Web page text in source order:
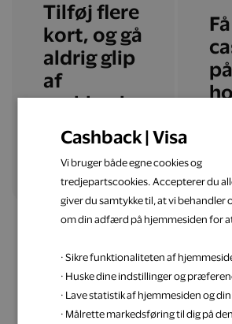
Tilføj flere
kort, og gå
aldrig glip
af
cashback
Tilføj flere kort
Få
Få inspiration
Cashback | Visa
Vi bruger både egne cookies og
tredjepartscookies. Accepterer du
giver du samtykke til, at vi behandler
om din adfærd på hjemmesiden for
· Sikre funktionaliteten af
· Huske dine indstillinger og
· Lave statistik af hjemmesiden og
· Målrette markedsføring til dig på